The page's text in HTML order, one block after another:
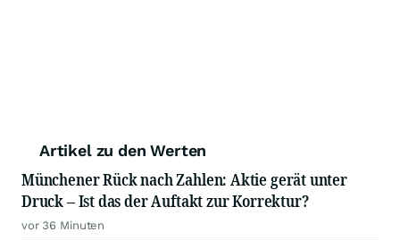
Artikel zu den Werten
Münchener Rück nach Zahlen: Aktie gerät unter
Druck – Ist das der Auftakt zur Korrektur?
vor 36 Minuten